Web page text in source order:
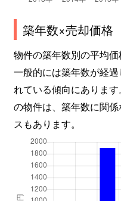
築年数×売却価格
物件の築年数別の平均価
一般的には築年数が経
れている傾向にありま
の物件は、築年数に関
スもあります。